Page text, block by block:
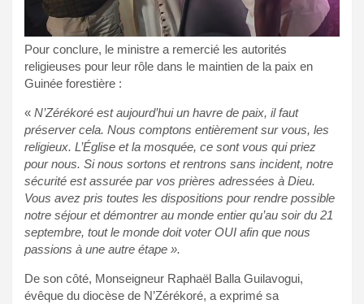
Pour conclure, le ministre a remercié les autorités
religieuses pour leur rôle dans le maintien de la paix en
Guinée forestière :
« N’Zérékoré est aujourd’hui un havre de paix, il faut
préserver cela. Nous comptons entièrement sur vous, les
religieux. L’Église et la mosquée, ce sont vous qui priez
pour nous. Si nous sortons et rentrons sans incident, notre
sécurité est assurée par vos prières adressées à Dieu.
Vous avez pris toutes les dispositions pour rendre possible
notre séjour et démontrer au monde entier qu’au soir du 21
septembre, tout le monde doit voter OUI afin que nous
passions à une autre étape ».
De son côté, Monseigneur Raphaël Balla Guilavogui,
évêque du diocèse de N’Zérékoré, a exprimé sa